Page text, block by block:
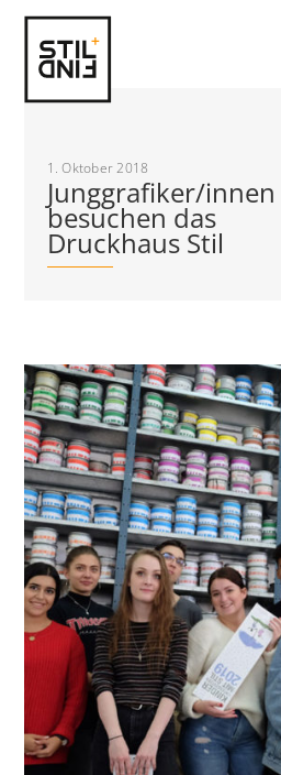
1. Oktober 2018
Junggrafiker/innen
besuchen das
Druckhaus Stil